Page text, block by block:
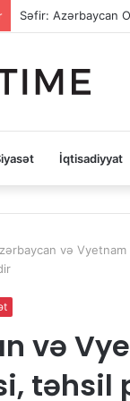
Səfir: Azərbaycan
İqtisadiyyat
və
və
təhsil